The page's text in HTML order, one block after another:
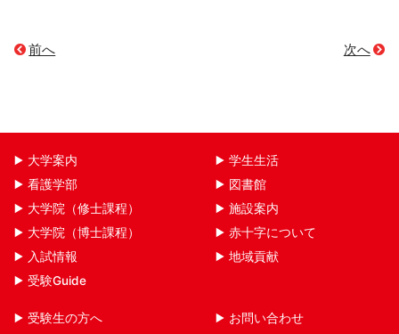
前へ 次へ
大学案内
看護学部
大学院（修士課程）
大学院（博士課程）
入試情報
受験Guide
学生生活
図書館
施設案内
赤十字について
地域貢献
受験生の方へ
お問い合わせ